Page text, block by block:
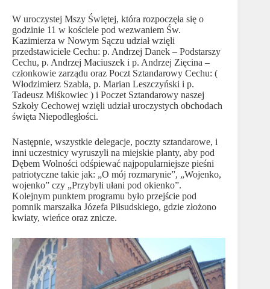
W uroczystej Mszy Świętej, która rozpoczęła się o
godzinie 11 w kościele pod wezwaniem Św.
Kazimierza w Nowym Sączu udział wzięli
przedstawiciele Cechu: p. Andrzej Danek – Podstarszy
Cechu, p. Andrzej Maciuszek i p. Andrzej Zięcina –
członkowie zarządu oraz Poczt Sztandarowy Cechu: (
Włodzimierz Szabla, p. Marian Leszczyński i p.
Tadeusz Miśkowiec ) i Poczet Sztandarowy naszej
Szkoły Cechowej wzięli udział uroczystych obchodach
święta Niepodległości.
Następnie, wszystkie delegacje, poczty sztandarowe, i
inni uczestnicy wyruszyli na miejskie planty, aby pod
Dębem Wolności odśpiewać najpopularniejsze pieśni
patriotyczne takie jak: „O mój rozmarynie”, „Wojenko,
wojenko” czy „Przybyli ułani pod okienko”.
Kolejnym punktem programu było przejście pod
pomnik marszałka Józefa Piłsudskiego, gdzie złożono
kwiaty, wieńce oraz znicze.